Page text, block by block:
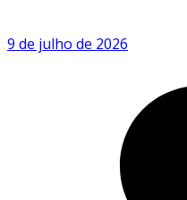
9 de julho de 2026